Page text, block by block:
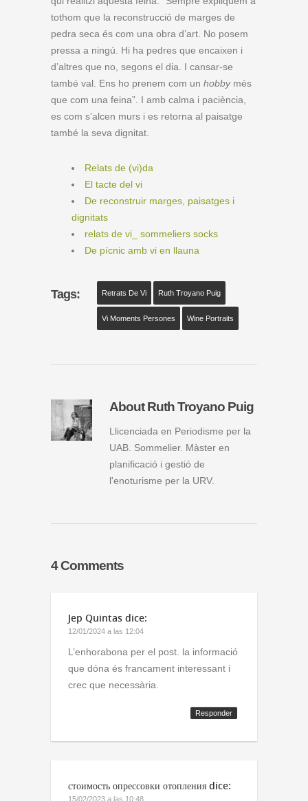
tothom que la reconstrucció de marges de
pedra seca és com una obra d’art. No posem
pressa a ningú. Hi ha pedres que encaixen i
d’altres que no, segons el dia. I cansar-se
també val. Ens ho prenem com un hobbymés
que com una feina”. I amb calma i paciència,
es com s’alcen murs i es retorna al paisatge
també la seva dignitat.
Relats de (vi)da
El tacte del vi
De reconstruir marges, paisatges i
dignitats
relats de vi_ sommeliers socks
De pícnic amb vi en llauna
Tags: Retrats De Vi Ruth Troyano Puig
Vi Moments Persones Wine Portraits
About Ruth Troyano Puig
Llicenciada en Periodisme per la
UAB. Sommelier. Màster en
planificació i gestió de
l'enoturisme per la URV.
4 Comments
Jep Quintas dice:
12/01/2024 a las 12:04
L’enhorabona per el post. la informació
que dóna és francament interessant i
crec que necessària.
Responder
стоимость опрессовки отопления dice:
15/02/2023 a las 10:48